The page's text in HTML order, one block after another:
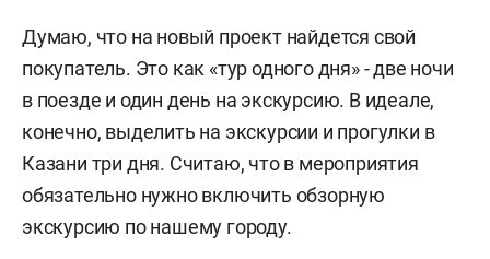
Думаю, что на новый проект найдется свой
покупатель. Это как «тур одного дня» - две ночи
в поезде и один день на экскурсию. В идеале,
конечно, выделить на экскурсии и прогулки в
Казани три дня. Считаю, что в мероприятия
обязательно нужно включить обзорную
экскурсию по нашему городу.